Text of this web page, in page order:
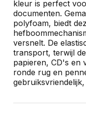
kleur is perfect
documenten.
polyfoam, biedt
versnelt. De
transport, terwijl
papieren, CD's en
ronde rug en